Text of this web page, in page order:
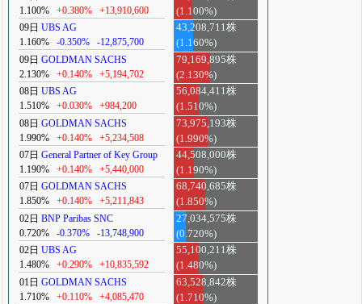
1.100%
+0.380% +13,910,600
(1.100%)
09日 UBS AG
1.160%
-0.350% -12,875,700
43,208,711株
(1.160%)
09日 GOLDMAN SACHS
2.130%
+0.140% +5,194,702
79,169,895株
(2.130%)
08日 UBS AG
1.510%
+0.030% +984,200
56,084,411株
(1.510%)
08日 GOLDMAN SACHS
1.990%
+0.140% +5,234,508
73,975,193株
(1.990%)
07日 General Partner of Key Group
1.190%
+0.140% +5,440,000
44,508,000株
(1.190%)
07日 GOLDMAN SACHS
1.850%
+0.140% +5,211,843
68,740,685株
(1.850%)
02日 BNP Paribas SNC
0.720%
-0.370% -13,748,900
27,034,575株
(0.720%)
02日 UBS AG
1.480%
+0.290% +10,835,592
55,100,211株
(1.480%)
01日 GOLDMAN SACHS
1.710%
+0.110% +4,085,470
63,528,842株
(1.710%)